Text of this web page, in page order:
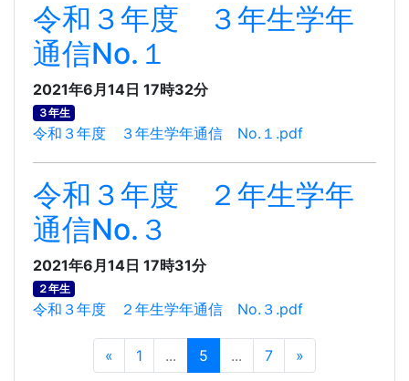
令和３年度 ３年生学年
通信No.１
2021年6月14日 17時32分
３年生
令和３年度 ３年生学年通信 No.１.pdf
令和３年度 ２年生学年
通信No.３
2021年6月14日 17時31分
２年生
令和３年度 ２年生学年通信 No.３.pdf
« 1 ... 5 ... 7 »